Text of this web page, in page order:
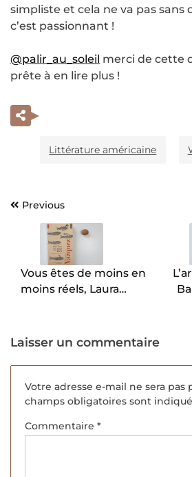
simpliste et cela ne va pas sans
c’est passionnant !
@palir_au_soleil merci de cette
prête à en lire plus !
Littérature américaine
Navigation
l’article
Previous
Vous êtes de moins en
moins réels, Laura
Laisser un commentaire
Votre adresse e-mail ne sera pas
champs obligatoires sont
Commentaire *